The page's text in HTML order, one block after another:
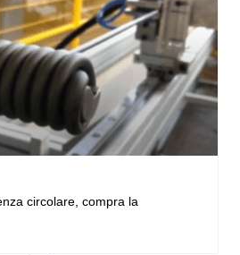
circolare, compra la